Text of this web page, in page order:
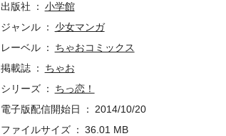
出版社
小学館
ジャンル
少女マンガ
レーベル
ちゃおコミックス
掲載誌
ちゃお
シリーズ
ちっ恋！
電子版配信開始日
2014/10/20
ファイルサイズ
36.01 MB